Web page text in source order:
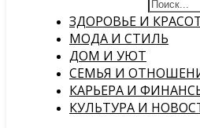
ЗДОРОВЬЕ И
МОДА И СТИЛЬ
ДОМ И УЮТ
СЕМЬЯ И
КАРЬЕРА И
КУЛЬТУРА И